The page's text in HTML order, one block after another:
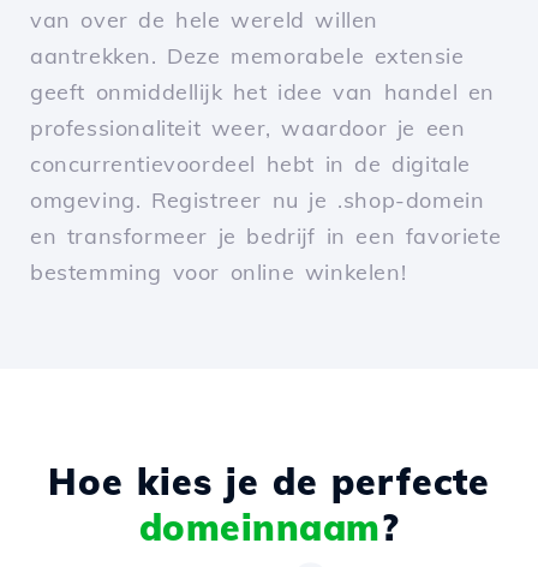
van over de hele wereld willen
aantrekken. Deze memorabele extensie
geeft onmiddellijk het idee van handel en
professionaliteit weer, waardoor je een
concurrentievoordeel hebt in de digitale
omgeving. Registreer nu je .shop-domein
en transformeer je bedrijf in een favoriete
bestemming voor online winkelen!
Hoe kies je de perfecte
domeinnaam?